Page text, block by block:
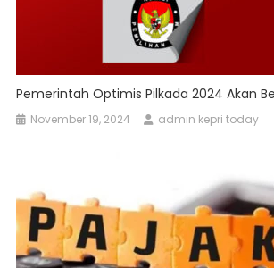
Pemerintah Optimis Pilkada 2024 Akan
November 19, 2024 admin kepri today